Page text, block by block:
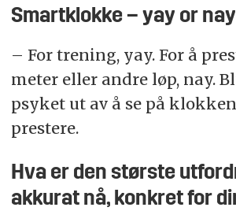
Smartklokke – yay or
– For trening, yay. For å
meter eller andre løp, nay.
psyket ut av å se på
prestere.
Hva er den største
akkurat nå, konkret for